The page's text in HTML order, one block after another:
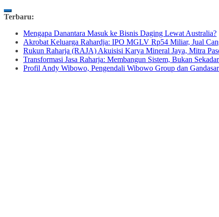
Skip
content
Terbaru:
Mengapa Danantara Masuk ke Bisnis Daging Lewat Australia?
Akrobat Keluarga Rahardja: IPO MGLV Rp54 Miliar, Jual
Rukun Raharja (RAJA) Akuisisi Karya Mineral Jaya, Mitra
Transformasi Jasa Raharja: Membangun Sistem, Bukan
Profil Andy Wibowo, Pengendali Wibowo Group dan